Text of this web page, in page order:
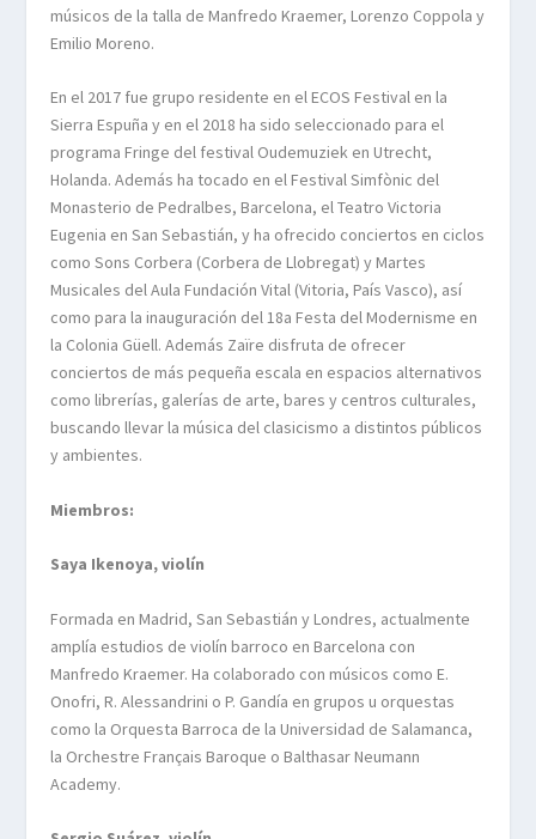
músicos de la talla deManfredo Kraemer, Lorenzo Coppola y
Emilio Moreno.
En el 2017 fue grupo residente en el ECOS Festival en la
SierraEspuña y en el 2018 ha sido seleccionado para el
programaFringe del festival Oudemuziek en Utrecht,
Holanda. Además ha tocado en el FestivalSimfònic del
Monasterio dePedralbes, Barcelona, el Teatro Victoria
Eugenia en San Sebastián, y ha ofrecido conciertos en ciclos
comoSons Corbera (Corbera de Llobregat) y Martes
Musicales del Aula Fundación Vital (Vitoria, País Vasco), así
como para la inauguración del 18aFesta delModernisme en
la Colonia Güell. Además Zaïre disfruta de ofrecer
conciertos de más pequeña escala en espacios alternativos
como librerías, galerías de arte, bares y centros culturales,
buscando llevar la música del clasicismo a distintos públicos
y ambientes.
Miembros:
Saya Ikenoya, violín
Formada en Madrid, San Sebastián y Londres, actualmente
amplía estudios de violín barroco en Barcelona con
Manfredo Kraemer. Ha colaborado con músicos como E.
Onofri, R.Alessandrini o P. Gandía en grupos u orquestas
como la Orquesta Barroca de la Universidad de Salamanca,
la Orchestre Français Baroque oBalthasarNeumann
Academy.